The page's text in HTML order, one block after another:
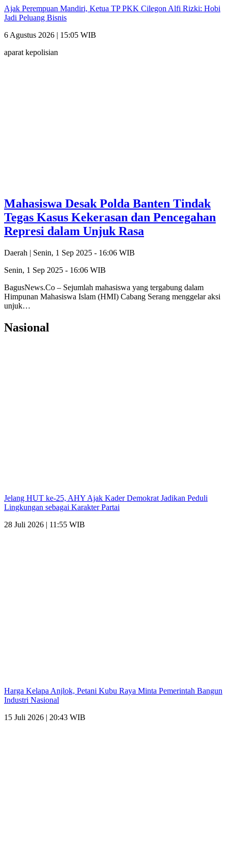
Ajak Perempuan Mandiri, Ketua TP PKK Cilegon Alfi Rizki: Hobi
Jadi Peluang Bisnis
6 Agustus 2026 | 15:05 WIB
aparat kepolisian
Mahasiswa Desak Polda Banten Tindak
Tegas Kasus Kekerasan dan Pencegahan
Represi dalam Unjuk Rasa
Daerah | Senin, 1 Sep 2025 - 16:06 WIB
Senin, 1 Sep 2025 - 16:06 WIB
BagusNews.Co – Sejumlah mahasiswa yang tergabung dalam
Himpunan Mahasiswa Islam (HMI) Cabang Serang menggelar aksi
unjuk…
Nasional
Jelang HUT ke-25, AHY Ajak Kader Demokrat Jadikan Peduli
Lingkungan sebagai Karakter Partai
28 Juli 2026 | 11:55 WIB
Harga Kelapa Anjlok, Petani Kubu Raya Minta Pemerintah Bangun
Industri Nasional
15 Juli 2026 | 20:43 WIB